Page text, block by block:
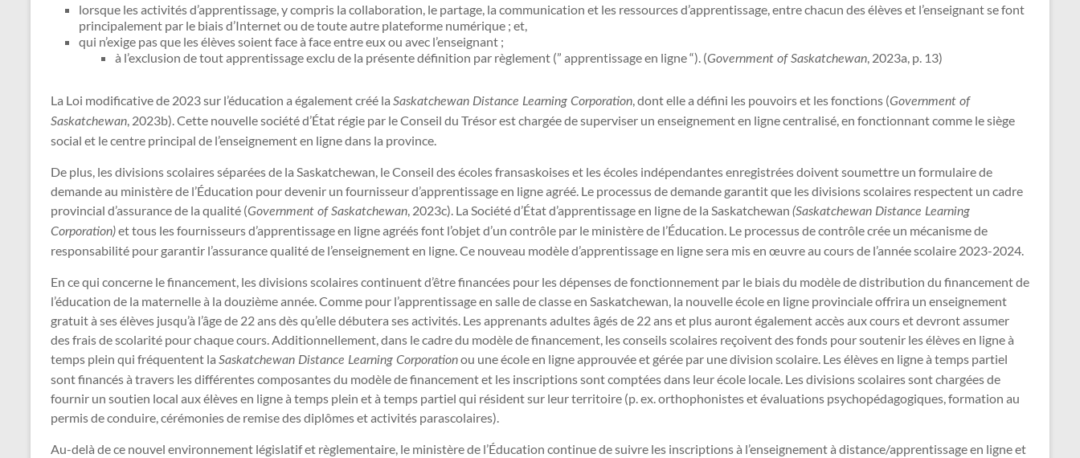
lorsque les activités d’apprentissage, y compris la collaboration, le partage, la communication et les ressources d’apprentissage, entre chacun des élèves et l’enseignant se font
principalement par le biais d’Internet ou de toute autre plateforme numérique ; et,
qui n’exige pas que les élèves soient face à face entre eux ou avec l’enseignant ;
à l’exclusion de tout apprentissage exclu de la présente définition par règlement (” apprentissage en ligne “). (Government of Saskatchewan, 2023a, p. 13)
La Loi modificative de 2023 sur l’éducation a également créé la Saskatchewan Distance Learning Corporation, dont elle a défini les pouvoirs et les fonctions (Government of
Saskatchewan, 2023b). Cette nouvelle société d’État régie par le Conseil du Trésor est chargée de superviser un enseignement en ligne centralisé, en fonctionnant comme le siège
social et le centre principal de l’enseignement en ligne dans la province.
De plus, les divisions scolaires séparées de la Saskatchewan, le Conseil des écoles fransaskoises et les écoles indépendantes enregistrées doivent soumettre un formulaire de
demande au ministère de l’Éducation pour devenir un fournisseur d’apprentissage en ligne agréé. Le processus de demande garantit que les divisions scolaires respectent un cadre
provincial d’assurance de la qualité (Government of Saskatchewan, 2023c). La Société d’État d’apprentissage en ligne de la Saskatchewan (Saskatchewan Distance Learning
Corporation)et tous les fournisseurs d’apprentissage en ligne agréés font l’objet d’un contrôle par le ministère de l’Éducation. Le processus de contrôle crée un mécanisme de
responsabilité pour garantir l’assurance qualité de l’enseignement en ligne. Ce nouveau modèle d’apprentissage en ligne sera mis en œuvre au cours de l’année scolaire 2023-2024.
En ce qui concerne le financement, les divisions scolaires continuent d’être financées pour les dépenses de fonctionnement par le biais du modèle de distribution du financement de
l’éducation de la maternelle à la douzième année. Comme pour l’apprentissage en salle de classe en Saskatchewan, la nouvelle école en ligne provinciale offrira un enseignement
gratuit à ses élèves jusqu’à l’âge de 22 ans dès qu’elle débutera ses activités. Les apprenants adultes âgés de 22 ans et plus auront également accès aux cours et devront assumer
des frais de scolarité pour chaque cours. Additionnellement, dans le cadre du modèle de financement, les conseils scolaires reçoivent des fonds pour soutenir les élèves en ligne à
temps plein qui fréquentent la Saskatchewan Distance Learning Corporationou une école en ligne approuvée et gérée par une division scolaire. Les élèves en ligne à temps partiel
sont financés à travers les différentes composantes du modèle de financement et les inscriptions sont comptées dans leur école locale. Les divisions scolaires sont chargées de
fournir un soutien local aux élèves en ligne à temps plein et à temps partiel qui résident sur leur territoire (p. ex. orthophonistes et évaluations psychopédagogiques, formation au
permis de conduire, cérémonies de remise des diplômes et activités parascolaires).
Au-delà de ce nouvel environnement législatif et règlementaire, le ministère de l’Éducation continue de suivre les inscriptions à l’enseignement à distance/apprentissage en ligne et